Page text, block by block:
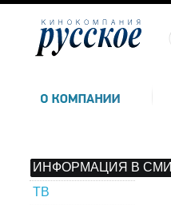
ИНФОРМАЦИЯ В СМИ
ТВ